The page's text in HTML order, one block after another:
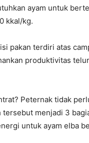
ayam untuk
kkal/kg.
pakan terdiri atas
produktivitas
Peternak tidak
menjadi 3
untuk ayam elba